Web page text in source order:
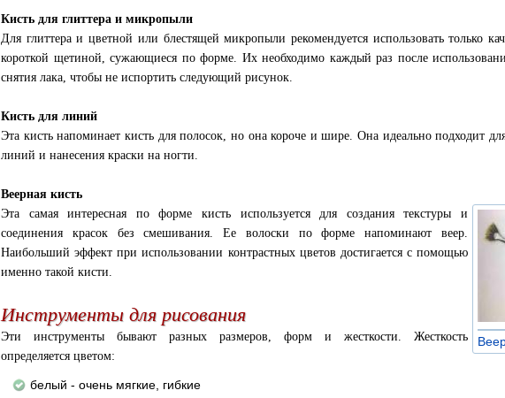
Кисть для глиттера и микропыли
Для глиттера и цветной или блестящей микропыли рекомендуется использовать только
короткой щетиной, сужающиеся по форме. Их необходимо каждый раз после
снятия лака, чтобы не испортить следующий рисунок.
Кисть для линий
Эта кисть напоминает кисть для полосок, но она короче и шире. Она идеально подходит
линий и нанесения краски на ногти.
Веерная кисть
Эта самая интересная по форме кисть используется для создания текстуры и
соединения красок без смешивания. Ее волоски по форме напоминают веер.
Наибольший эффект при использовании контрастных цветов достигается с помощью
именно такой кисти.
Инструменты для рисования
Эти инструменты бывают разных размеров, форм и жесткости. Жесткость
определяется цветом:
белый - очень мягкие, гибкие